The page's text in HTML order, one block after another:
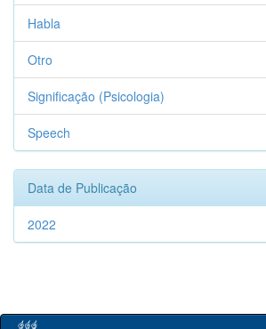
Habla
Otro
Significação (Psicologia)
Speech
Data de Publicação
2022